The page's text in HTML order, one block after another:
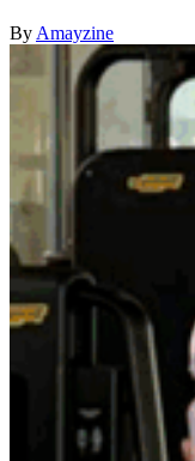
ByAmayzine